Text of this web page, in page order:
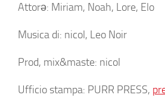
Attorə: Miriam, Noah, Lore, Elo
Musica di: nicol, Leo Noir
Prod, mix&maste: nicol
Ufficio stampa: PURR PRESS,